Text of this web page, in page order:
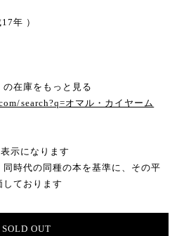
年 ）
在庫をもっと見る
search?q=オマル・カイヤーム
示になります
時代の同種の本を基準に、その平
ております
SOLD OUT